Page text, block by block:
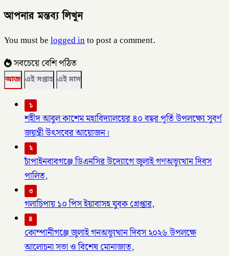
আপনার মন্তব্য লিখুন
You must belogged into post a comment.
সবচেয়ে বেশি পঠিত
আজ এই সপ্তাহ এই মাস
১
শহীদ আবুল কাশেম মহাবিদ্যালয়ের ৪০ বছর পূর্তি উপলক্ষ্যে সুবর্ণ
জয়ন্ত্রী উৎসবের আয়োজন।
২
চাঁপাইনবাবগঞ্জে ডিএনসির উদ্যোগে জুলাই গণঅভ্যুত্থান দিবস
পালিত,
৩
গলাচিপায় ১০ পিস ইয়াবাসহ যুবক গ্রেপ্তার,
৪
কোম্পানীগঞ্জে জুলাই গনঅভ্যুত্থান দিবস ২০২৬ উপলক্ষে
আলোচনা সভা ও বিশেষ মোনাজাত,